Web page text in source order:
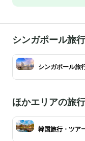
シンガポール旅
シンガポール旅
ほかエリアの旅
韓国旅行・ツア